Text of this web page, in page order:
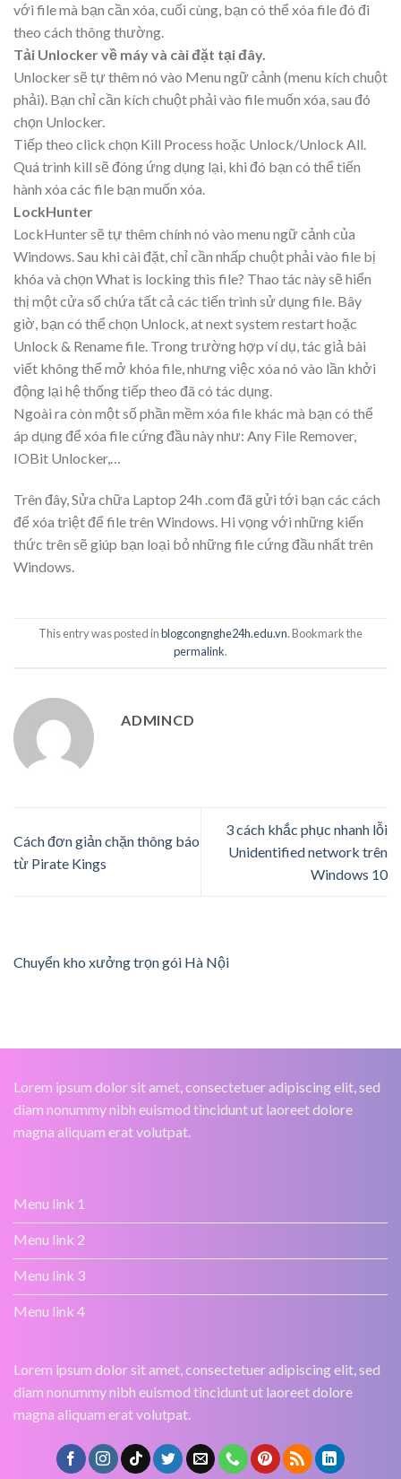
với file mà bạn cần xóa, cuối cùng, bạn có thể xóa file đó đi
theo cách thông thường.
Tải Unlocker về máy và cài đặt tại đây.
Unlocker sẽ tự thêm nó vào Menu ngữ cảnh (menu kích chuột
phải). Bạn chỉ cần kích chuột phải vào file muốn xóa, sau đó
chọn Unlocker.
Tiếp theo click chọn Kill Process hoặc Unlock/Unlock All.
Quá trình kill sẽ đóng ứng dụng lại, khi đó bạn có thể tiến
hành xóa các file bạn muốn xóa.
LockHunter
LockHunter sẽ tự thêm chính nó vào menu ngữ cảnh của
Windows. Sau khi cài đặt, chỉ cần nhấp chuột phải vào file bị
khóa và chọn What is locking this file? Thao tác này sẽ hiển
thị một cửa sổ chứa tất cả các tiến trình sử dụng file. Bây
giờ, bạn có thể chọn Unlock, at next system restart hoặc
Unlock & Rename file. Trong trường hợp ví dụ, tác giả bài
viết không thể mở khóa file, nhưng việc xóa nó vào lần khởi
động lại hệ thống tiếp theo đã có tác dụng.
Ngoài ra còn một số phần mềm xóa file khác mà bạn có thể
áp dụng để xóa file cứng đầu này như: Any File Remover,
IOBit Unlocker,…
Trên đây, Sửa chữa Laptop 24h .com đã gửi tới bạn các cách
để xóa triệt để file trên Windows. Hi vọng với những kiến
thức trên sẽ giúp bạn loại bỏ những file cứng đầu nhất trên
Windows.
This entry was posted inblogcongnghe24h.edu.vn. Bookmark the
permalink.
ADMINCD
Cách đơn giản chặn thông báo
từ Pirate Kings
3 cách khắc phục nhanh lỗi
Unidentified network trên
Windows 10
Chuyển kho xưởng trọn gói Hà Nội
Lorem ipsum dolor sit amet, consectetuer adipiscing elit, sed
diam nonummy nibh euismod tincidunt ut laoreet dolore
magna aliquam erat volutpat.
Menu link 1
Menu link 2
Menu link 3
Menu link 4
Lorem ipsum dolor sit amet, consectetuer adipiscing elit, sed
diam nonummy nibh euismod tincidunt ut laoreet dolore
magna aliquam erat volutpat.